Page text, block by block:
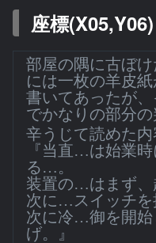
座標
部屋の隅に古ぼ
には一枚の羊皮
書いてあったが
でかなりの部分の
辛うじて読めた内
『当直…は始業
る…。
装置の…はまず
次に…スイッチを
次に冷…御を開
げ。』